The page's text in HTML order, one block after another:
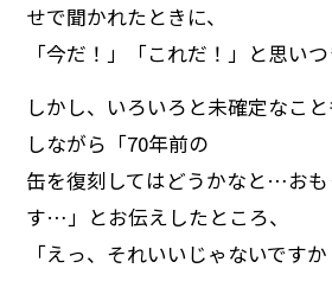
せで聞かれたときに、
「今だ！」「これだ！」と思いつ
しかし、いろいろと未確定なこ
しながら「70年前の
缶を復刻してはどうかなと…お
す…」とお伝えしたところ、
「えっ、それいいじゃないです